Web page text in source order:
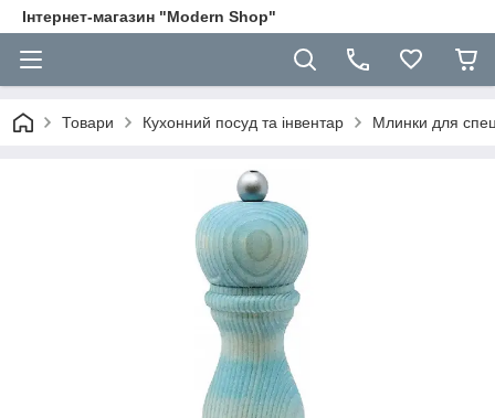
Інтернет-магазин "Modern Shop"
Товари Кухонний посуд та інвентар Млинки для